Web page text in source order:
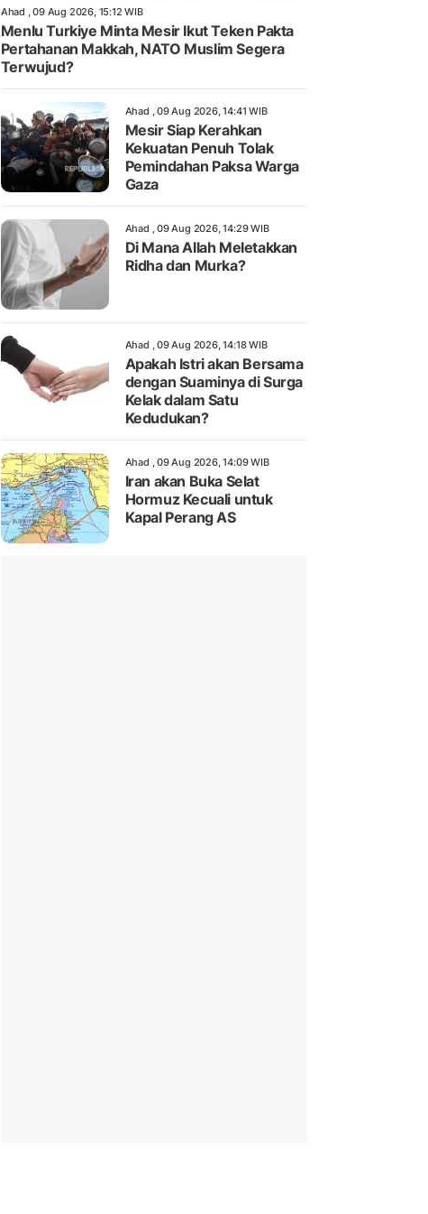
Ahad , 09 Aug 2026, 15:12 WIB
Menlu Turkiye Minta Mesir Ikut Teken Pakta
Pertahanan Makkah, NATO Muslim Segera
Terwujud?
Ahad , 09 Aug 2026, 14:41 WIB
Mesir Siap Kerahkan
Kekuatan Penuh Tolak
Pemindahan Paksa Warga
Gaza
Ahad , 09 Aug 2026, 14:29 WIB
Di Mana Allah Meletakkan
Ridha dan Murka?
Ahad , 09 Aug 2026, 14:18 WIB
Apakah Istri akan Bersama
dengan Suaminya di Surga
Kelak dalam Satu
Kedudukan?
Ahad , 09 Aug 2026, 14:09 WIB
Iran akan Buka Selat
Hormuz Kecuali untuk
Kapal Perang AS